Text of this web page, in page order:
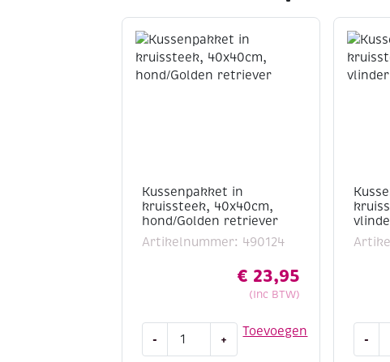
Kussenpakket in
kruissteek, 40x40cm,
hond/Golden retriever
Artikelnummer: 490124
€ 23,95
(Inc BTW)
Toevoegen
- + -